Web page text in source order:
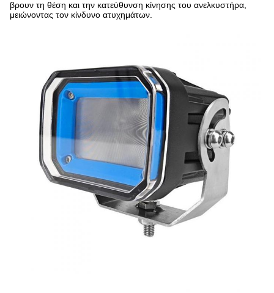
βρουν τη θέση και την κατεύθυνση κίνησης του ανελκυστήρα,
μειώνοντας τον κίνδυνο ατυχημάτων.